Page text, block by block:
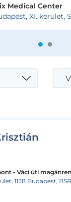
Medical Center
XI. kerület,
- Váci úti
1138 Budapest,